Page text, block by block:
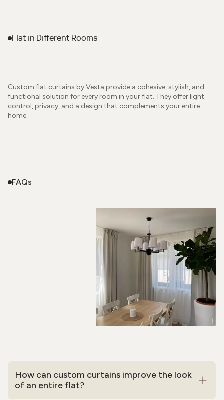
Flat in Different Rooms
Custom flat curtains by Vesta provide a cohesive, stylish, and
functional solution for every room in your flat. They offer light
control, privacy, and a design that complements your entire
home.
FAQs
How can custom curtains improve the look
of an entire flat?